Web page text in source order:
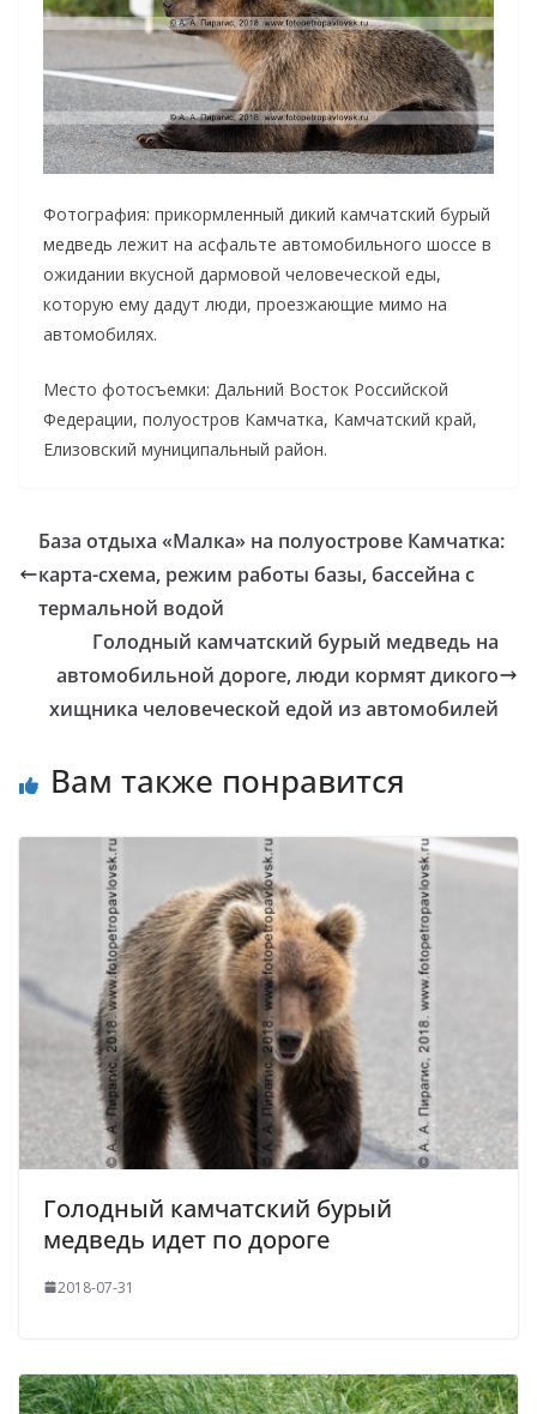
Фотография: прикормленный дикий камчатский бурый
медведь лежит на асфальте автомобильного шоссе в
ожидании вкусной дармовой человеческой еды,
которую ему дадут люди, проезжающие мимо на
автомобилях.
Место фотосъемки: Дальний Восток Российской
Федерации, полуостров Камчатка, Камчатский край,
Елизовский муниципальный район.
База отдыха «Малка» на полуострове Камчатка:
карта-схема, режим работы базы, бассейна с
термальной водой
Голодный камчатский бурый медведь на
автомобильной дороге, люди кормят дикого
хищника человеческой едой из автомобилей
Вам также понравится
Голодный камчатский бурый
медведь идет по дороге
2018-07-31